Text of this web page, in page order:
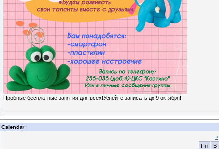
Пробные бесплатные занятия для всех!Успейте записать до 9 октября!
Calendar
«
Пн
Вт